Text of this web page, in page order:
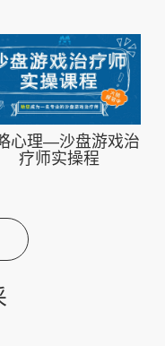
心理—沙盘游戏治
疗师实操程